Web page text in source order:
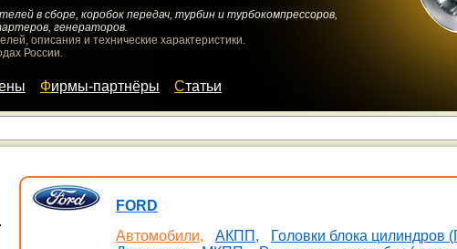
в сборе, коробок передач, турбин и турбокомпрессоров,
генераторов.
описания и технические характеристики.
России.
Фирмы-партнёры Статьи
FORD
Автомобили,
АКПП,
Головки блока цилиндров